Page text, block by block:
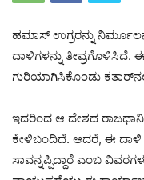
ಹಮಾಸ್ ಉಗ್ರರನ್ನು
ದಾಳಿಗಳನ್ನು ತೀವ್ರಗೊಳಿಸಿದೆ.
ಗುರಿಯಾಗಿಸಿಕೊಂಡು
ಇದರಿಂದ ಆ ದೇಶದ
ಕೇಳಿಬಂದಿದೆ. ಆದರೆ, ಈ ದಾಳಿ
ಸಾವನ್ನಪ್ಪಿದ್ದಾರೆ ಎಂಬ